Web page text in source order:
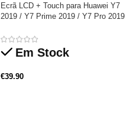
Ecrã LCD + Touch para Huawei Y7
2019 / Y7 Prime 2019 / Y7 Pro 2019
Em Stock
€39.90